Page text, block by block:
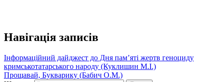
Навігація записів
Інформаційний дайджест до Дня пам’яті жертв геноциду
кримськотатарського народу (Куклишин М.І.)
Прощавай, Букварику (Бабич О.М.)